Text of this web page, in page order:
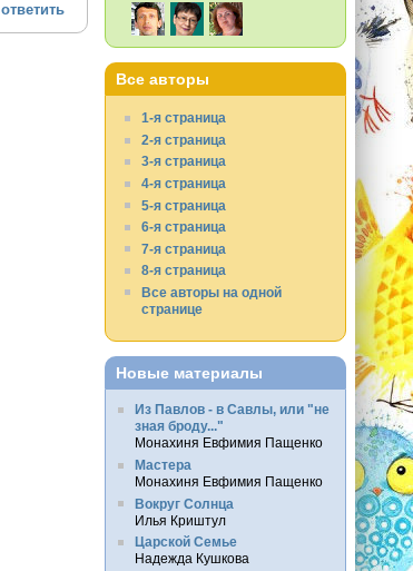
ответить
Все авторы
1-я страница
2-я страница
3-я страница
4-я страница
5-я страница
6-я страница
7-я страница
8-я страница
Все авторы на одной
странице
Новые материалы
Из Павлов - в Савлы, или "не
зная броду..."
Монахиня Евфимия Пащенко
Мастера
Монахиня Евфимия Пащенко
Вокруг Солнца
Илья Криштул
Царской Семье
Надежда Кушкова